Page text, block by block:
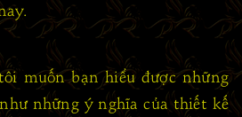
muốn bạn hiểu được những
những ý nghĩa của thiết kế